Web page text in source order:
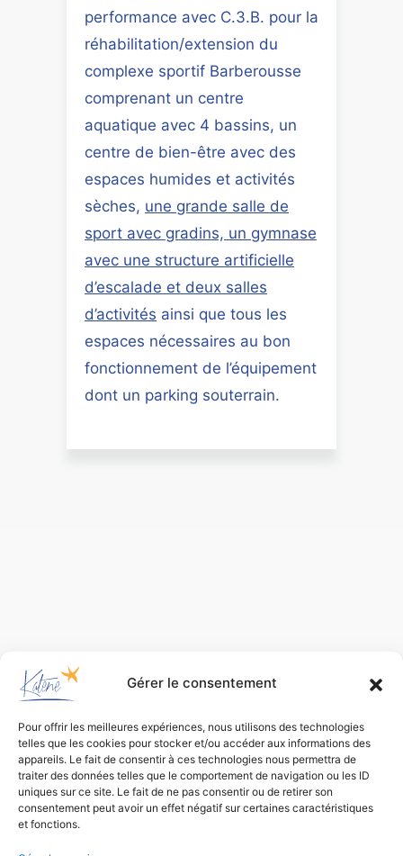
Gérer le consentement
Pour offrir les meilleures expériences, nous utilisons des technologies
telles que les cookies pour stocker et/ou accéder aux informations des
appareils. Le fait de consentir à ces technologies nous permettra de
traiter des données telles que le comportement de navigation ou les ID
uniques sur ce site. Le fait de ne pas consentir ou de retirer son
consentement peut avoir un effet négatif sur certaines caractéristiques
et fonctions.
performance avec C.3.B. pour la
réhabilitation/extension du
complexe sportif Barberousse
comprenant un centre
aquatique avec 4 bassins, un
centre de bien-être avec des
espaces humides et activités
sèches, une grande salle de
sport avec gradins, un gymnase
avec une structure artificielle
d’escalade et deux salles
d’activités ainsi que tous les
espaces nécessaires au bon
fonctionnement de l’équipement
dont un parking souterrain.